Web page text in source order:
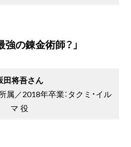
強の錬金術師？」
田将吾さん
／2018年卒業：タクミ・イル
マ 役